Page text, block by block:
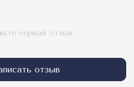
первый отзыв
отзыв